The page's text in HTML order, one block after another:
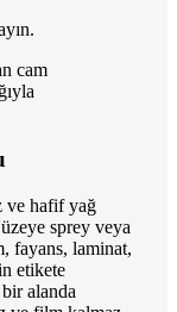
cam
ve hafif yağ
sprey veya
fayans, laminat,
etikete
alanda